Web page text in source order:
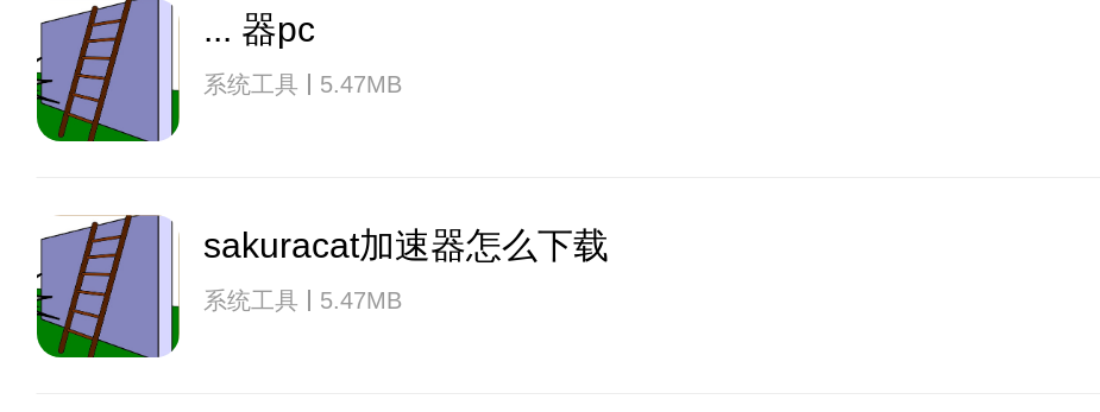
... 器pc
系统工具 5.47MB
sakuracat加速器怎么下载
系统工具 5.47MB